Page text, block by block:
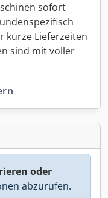
sofort
kurze Lieferzeiten
sind mit voller
oder
abzurufen.